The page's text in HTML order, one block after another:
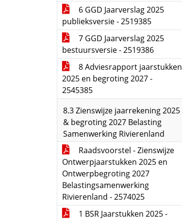
6 GGD Jaarverslag 2025
publieksversie - 2519385
7 GGD Jaarverslag 2025
bestuursversie - 2519386
8 Adviesrapport jaarstukken
2025 en begroting 2027 -
2545385
8.3 Zienswijze jaarrekening 2025
& begroting 2027 Belasting
Samenwerking Rivierenland
Raadsvoorstel - Zienswijze
Ontwerpjaarstukken 2025 en
Ontwerpbegroting 2027
Belastingsamenwerking
Rivierenland - 2574025
1 BSR Jaarstukken 2025 -